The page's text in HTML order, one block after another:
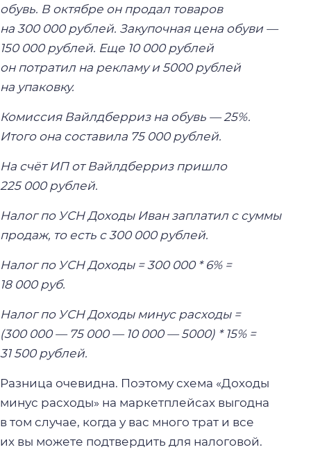
обувь. В октябре он продал товаров
на 300 000 рублей. Закупочная цена обуви —
150 000 рублей. Еще 10 000 рублей
он потратил на рекламу и 5000 рублей
на упаковку.
Комиссия Вайлдберриз на обувь — 25%.
Итого она составила 75 000 рублей.
На счёт ИП от Вайлдберриз пришло
225 000 рублей.
Налог по УСН Доходы Иван заплатил с суммы
продаж, то есть с 300 000 рублей.
Налог по УСН Доходы = 300 000 * 6% =
18 000 руб.
Налог по УСН Доходы минус расходы =
(300 000 — 75 000 — 10 000 — 5000) * 15% =
31 500 рублей.
Разница очевидна. Поэтому схема «Доходы
минус расходы» на маркетплейсах выгодна
в том случае, когда у вас много трат и все
их вы можете подтвердить для налоговой.